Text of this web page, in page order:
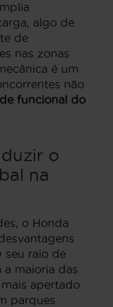
algo de
de
nas zonas
é um
não
funcional do
o
na
o Honda
seu raio de
maioria das
apertado
parques